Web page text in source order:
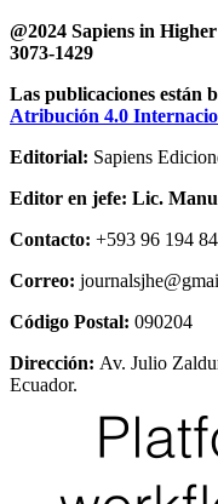
@2024 Sapiens in
3073-1429
Las publicaciones están
Atribución 4.0
Editorial: Sapiens
Editor en jefe: Lic.
Contacto: +593 96 194
Correo:
Código Postal: 090204
Dirección: Av. Julio
Ecuador.